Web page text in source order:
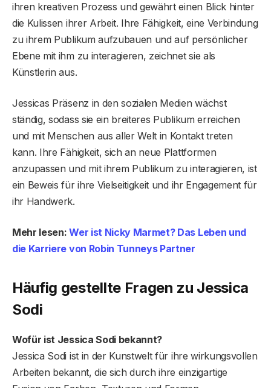
ihren kreativen Prozess und gewährt einen Blick hinter
die Kulissen ihrer Arbeit. Ihre Fähigkeit, eine Verbindung
zu ihrem Publikum aufzubauen und auf persönlicher
Ebene mit ihm zu interagieren, zeichnet sie als
Künstlerin aus.
Jessicas Präsenz in den sozialen Medien wächst
ständig, sodass sie ein breiteres Publikum erreichen
und mit Menschen aus aller Welt in Kontakt treten
kann. Ihre Fähigkeit, sich an neue Plattformen
anzupassen und mit ihrem Publikum zu interagieren, ist
ein Beweis für ihre Vielseitigkeit und ihr Engagement für
ihr Handwerk.
Mehr lesen:Wer ist Nicky Marmet? Das Leben und
die Karriere von Robin Tunneys Partner
Häufig gestellte Fragen zu Jessica
Sodi
Wofür ist Jessica Sodi bekannt?
Jessica Sodi ist in der Kunstwelt für ihre wirkungsvollen
Arbeiten bekannt, die sich durch ihre einzigartige